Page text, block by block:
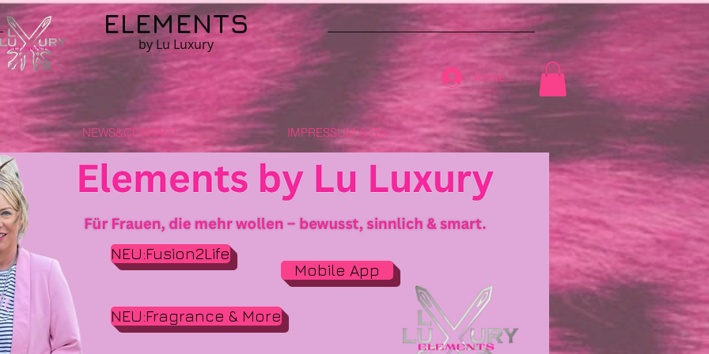
ELEMENTS
by Lu Luxury
Anmelden
NEWS&CONTACT IMPRESSUM & Co.
NEU:Fusion2Life
NEU:Fragrance & More
Mobile App